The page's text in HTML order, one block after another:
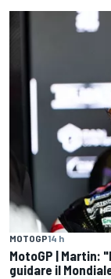
MOTOGP14 h
MotoGP | Martin:
guidare il